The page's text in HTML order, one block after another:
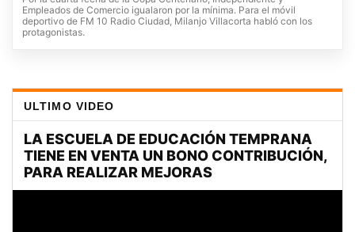
Empleados de Comercio igualaron por la mínima. Para el móvil
deportivo de FM 10 Radio Ciudad, Milanjo Villacorta habló con los
protagonistas.
ULTIMO VIDEO